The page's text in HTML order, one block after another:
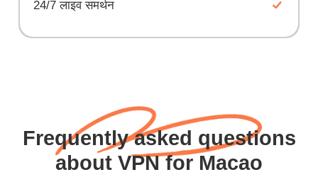
24/7 लाइव समर्थन
Frequently asked questions
about VPN for Macao